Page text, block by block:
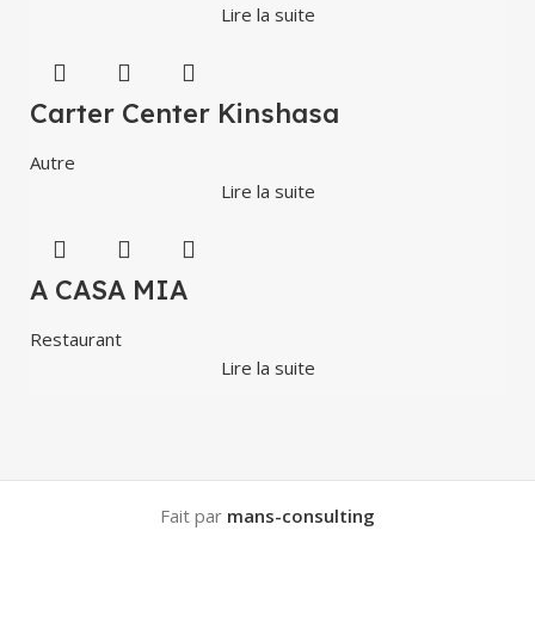
Lire la suite
Carter Center Kinshasa
Autre
Lire la suite
A CASA MIA
Restaurant
Lire la suite
Fait par mans-consulting